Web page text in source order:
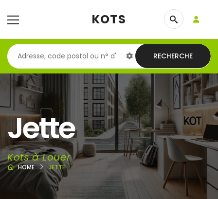
KOTS
RECHERCHE
Jette
Kots à Louer
HOME JETTE